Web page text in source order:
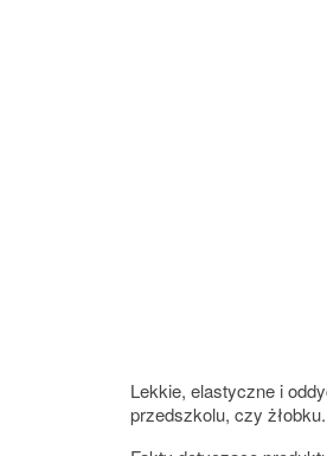
Lekkie, elastyczne i
przedszkolu, czy żłobku.